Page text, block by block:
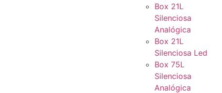
Box 21L
Silenciosa
Analógica
Box 21L
Silenciosa Led
Box 75L
Silenciosa
Analógica